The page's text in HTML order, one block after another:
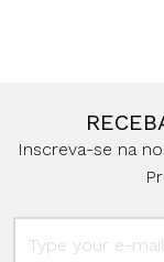
Inscreva-se na